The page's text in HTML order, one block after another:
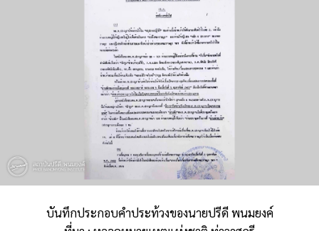
บันทึกประกอบคำประท้วงของนายปรีดี พนมยงค์